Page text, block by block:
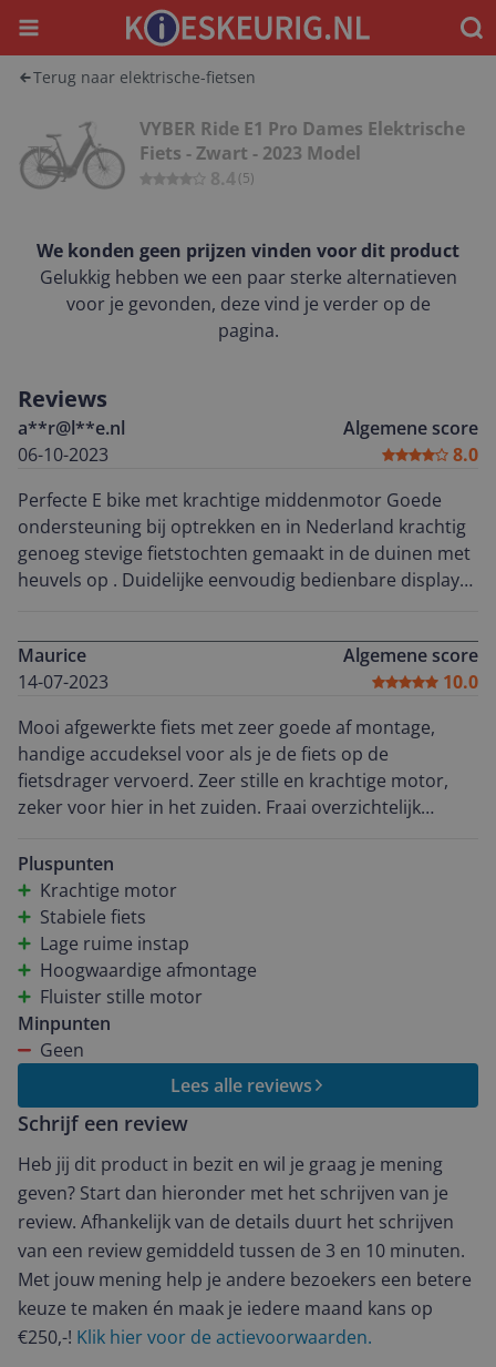
Menu
Terug naar elektrische-fietsen
VYBER Ride E1 Pro Dames Elektrische
Fiets - Zwart - 2023 Model
8.4 (5)
We konden geen prijzen vinden voor dit product
Gelukkig hebben we een paar sterke alternatieven
voor je gevonden, deze vind je verder op de
pagina.
Reviews
a**r@l**e.nl
06-10-2023
Algemene score
8.0
Perfecte E bike met krachtige middenmotor Goede
ondersteuning bij optrekken en in Nederland krachtig
genoeg stevige fietstochten gemaakt in de duinen met
heuvels op . Duidelijke eenvoudig bedienbare display
aansluitdopje. In de echte bergen op mountainbike
routes in (Sauerland )veel schakelen, Daar komt deze
kant tevens zadelpen vering mag iets steviger. Qua
prijs prestatie een topper.
Maurice
14-07-2023
Algemene score
10.0
Mooi afgewerkte fiets met zeer goede af montage,
handige accudeksel voor als je de fiets op de
fietsdrager vervoerd. Zeer stille en krachtige motor,
zeker voor hier in het zuiden. Fraai overzichtelijk
modellen van VYBER hebben ondanks de accu in de
voorbuis (intube) toch nog een ruime lage instap.
Prettige motor met 5 ondersteuning niveaus en een
automatische, en inderdaad fluisterstil ! Stabiele fiets
met zeer goede rijeigenschappen, een aanrader.
Pluspunten
Krachtige motor
Stabiele fiets
Lage ruime instap
Hoogwaardige afmontage
Fluister stille motor
Minpunten
Geen
Lees alle reviews
Schrijf een review
Heb jij dit product in bezit en wil je graag je mening
geven? Start dan hieronder met het schrijven van je
review. Afhankelijk van de details duurt het schrijven
van een review gemiddeld tussen de 3 en 10 minuten.
Met jouw mening help je andere bezoekers een betere
keuze te maken én maak je iedere maand kans op
€250,-! Klik hier voor de actievoorwaarden.